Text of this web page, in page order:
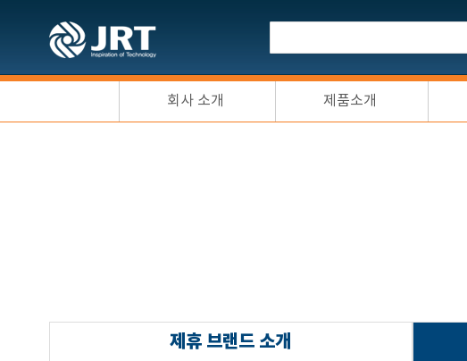
회사 소개 제품소개
제휴 브랜드 소개